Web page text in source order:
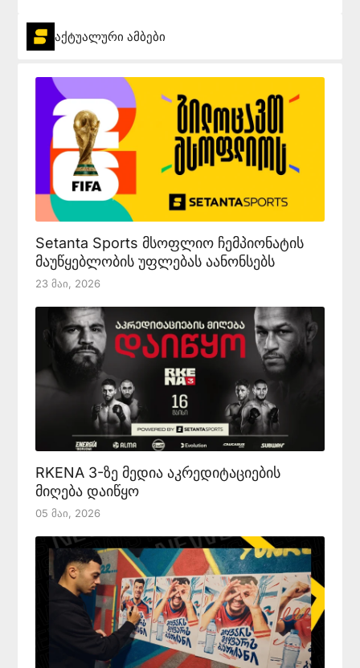
აქტუალური ამბები
Setanta Sports მსოფლიო ჩემპიონატის
მაუწყებლობის უფლებას აანონსებს
23 Მაი, 2026
RKENA 3-ზე მედია აკრედიტაციების
მიღება დაიწყო
05 Მაი, 2026